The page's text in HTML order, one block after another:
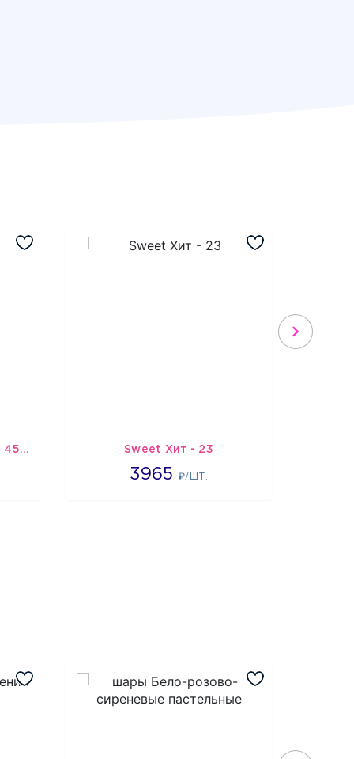
Шарик-открытка "Звезда 45 см" №1 Sweet Хит - 23
3965 ₽/ШТ.
3965